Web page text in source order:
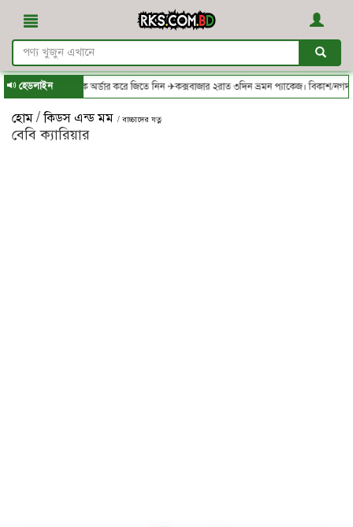
হেডলাইন- থেকে অর্ডার করে জিতে নিন ✈কক্সবাজার ২রাত ৩দিন ভ্রমন প্যাকেজ। বিকাশ/নগদ/
হোম /কিডস এন্ড মম / বাচ্চাদের যত্ন
বেবি ক্যারিয়ার